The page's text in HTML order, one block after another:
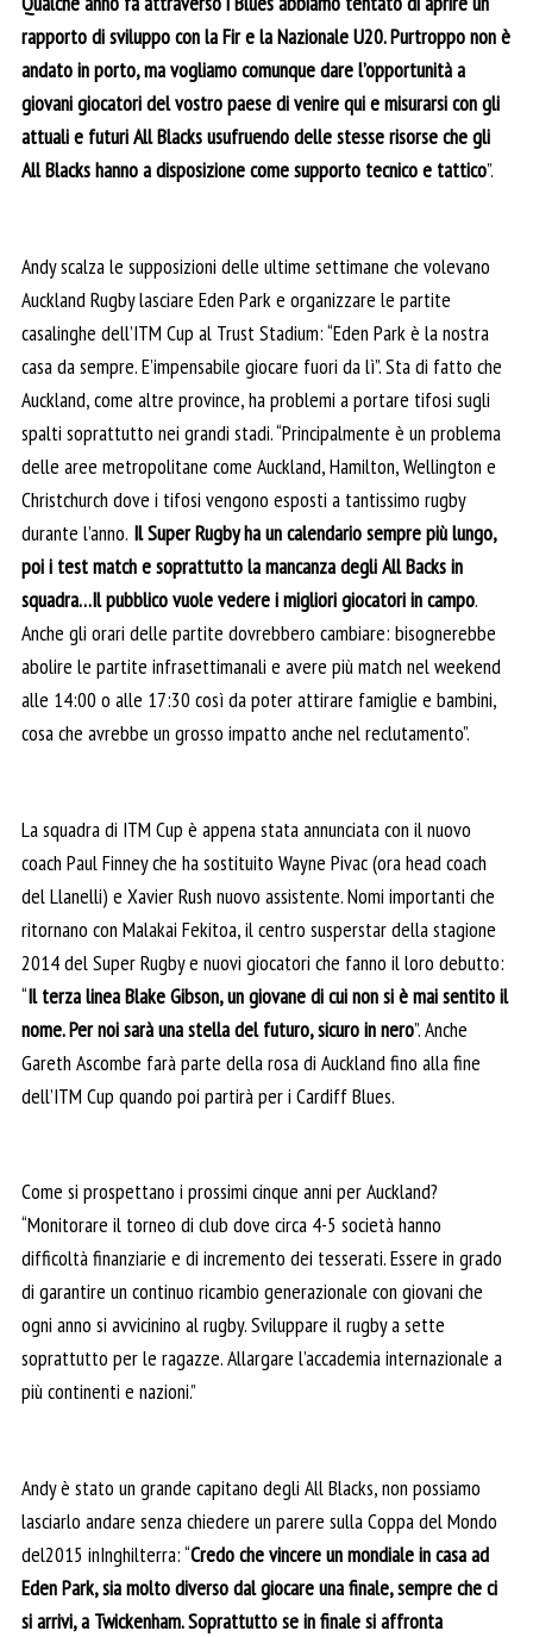
rapporto di sviluppo con la Fir e la Nazionale U20. Purtroppo non è
andato in porto, ma vogliamo comunque dare l’opportunità a
giovani giocatori del vostro paese di venire qui e misurarsi con gli
attuali e futuri All Blacks usufruendo delle stesse risorse che gli
All Blacks hanno a disposizione come supporto tecnico e tattico”.
Andy scalza le supposizioni delle ultime settimane che volevano
Auckland Rugby lasciare Eden Park e organizzare le partite
casalinghe dell’ITM Cup al Trust Stadium: “Eden Park è la nostra
casa da sempre. E’impensabile giocare fuori da lì”. Sta di fatto che
Auckland, come altre province, ha problemi a portare tifosi sugli
spalti soprattutto nei grandi stadi. “Principalmente è un problema
delle aree metropolitane come Auckland, Hamilton, Wellington e
Christchurch dove i tifosi vengono esposti a tantissimo rugby
durante l’anno. Il Super Rugby ha un calendario sempre più lungo,
poi i test match e soprattutto la mancanza degli All Backs in
squadra…Il pubblico vuole vedere i migliori giocatori in campo.
Anche gli orari delle partite dovrebbero cambiare: bisognerebbe
abolire le partite infrasettimanali e avere più match nel weekend
alle 14:00 o alle 17:30 così da poter attirare famiglie e bambini,
cosa che avrebbe un grosso impatto anche nel reclutamento”.
La squadra di ITM Cup è appena stata annunciata con il nuovo
coach Paul Finney che ha sostituito Wayne Pivac (ora head coach
del Llanelli) e Xavier Rush nuovo assistente. Nomi importanti che
ritornano con Malakai Fekitoa, il centro susperstar della stagione
2014 del Super Rugby e nuovi giocatori che fanno il loro debutto:
“Il terza linea Blake Gibson, un giovane di cui non si è mai sentito il
nome. Per noi sarà una stella del futuro, sicuro in nero”. Anche
Gareth Ascombe farà parte della rosa di Auckland fino alla fine
dell’ITM Cup quando poi partirà per i Cardiff Blues.
Come si prospettano i prossimi cinque anni per Auckland?
“Monitorare il torneo di club dove circa 4-5 società hanno
difficoltà finanziarie e di incremento dei tesserati. Essere in grado
di garantire un continuo ricambio generazionale con giovani che
ogni anno si avvicinino al rugby. Sviluppare il rugby a sette
soprattutto per le ragazze. Allargare l’accademia internazionale a
più continenti e nazioni.”
Andy è stato un grande capitano degli All Blacks, non possiamo
lasciarlo andare senza chiedere un parere sulla Coppa del Mondo
del2015 inInghilterra: “Credo che vincere un mondiale in casa ad
Eden Park, sia molto diverso dal giocare una finale, sempre che ci
si arrivi, a Twickenham. Soprattutto se in finale si affronta